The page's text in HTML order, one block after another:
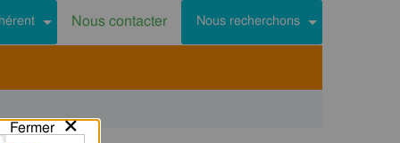
Nous contacter Nous recherchons
Fermer×